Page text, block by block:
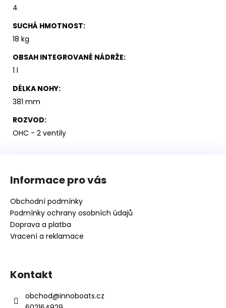
4
SUCHÁ HMOTNOST:
18 kg
OBSAH INTEGROVANÉ NÁDRŽE:
1 l
DÉLKA NOHY:
381 mm
ROZVOD:
OHC - 2 ventily
Informace pro vás
Obchodní podmínky
Podmínky ochrany osobních údajů
Doprava a platba
Vracení a reklamace
Kontakt
obchod@innoboats.cz